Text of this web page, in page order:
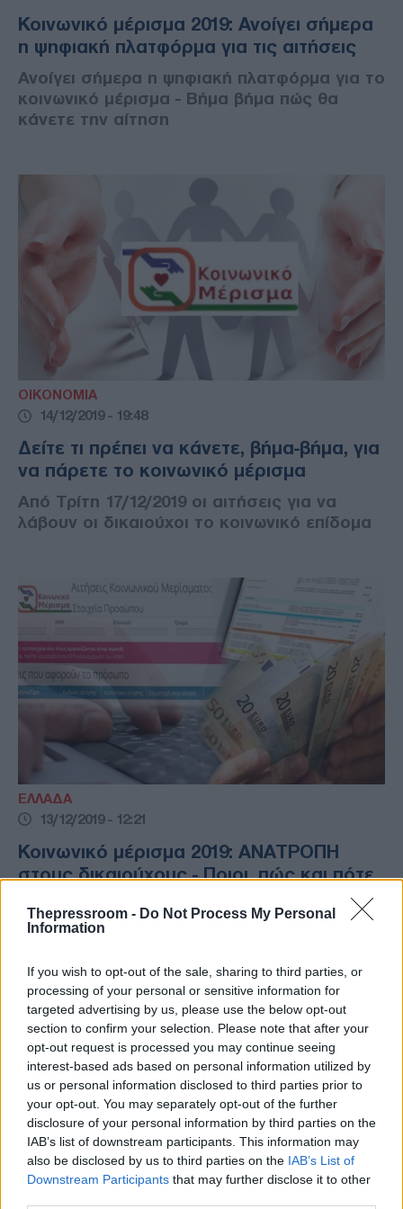
Thepressroom - Do Not Process My Personal
Information
If you wish to opt-out of the sale, sharing to third parties, or
processing of your personal or sensitive information for
targeted advertising by us, please use the below opt-out
section to confirm your selection. Please note that after your
opt-out request is processed you may continue seeing
interest-based ads based on personal information utilized by
us or personal information disclosed to third parties prior to
your opt-out. You may separately opt-out of the further
disclosure of your personal information by third parties on the
IAB’s list of downstream participants. This information may
also be disclosed by us to third parties on the IAB’s List of
Downstream Participants that may further disclose it to other
Κοινωνικό μέρισμα 2019: Ανοίγει σήμερα
η ψηφιακή πλατφόρμα για τις αιτήσεις
Ανοίγει σήμερα η ψηφιακή πλατφόρμα για το
κοινωνικό μέρισμα - Βήμα βήμα πώς θα
κάνετε την αίτηση
ΟΙΚΟΝΟΜΙΑ
14/12/2019 - 19:48
Δείτε τι πρέπει να κάνετε, βήμα-βήμα, για
να πάρετε το κοινωνικό μέρισμα
Από Τρίτη 17/12/2019 οι αιτήσεις για να
λάβουν οι δικαιούχοι το κοινωνικό επίδομα
ΕΛΛΑΔΑ
13/12/2019 - 12:21
Κοινωνικό μέρισμα 2019: ΑΝΑΤΡΟΠΗ
στους δικαιούχους - Ποιοι, πώς και πότε
ΑΝΑΤΡΟΠΗ στους δικαιούχους του
θα το λάβουν